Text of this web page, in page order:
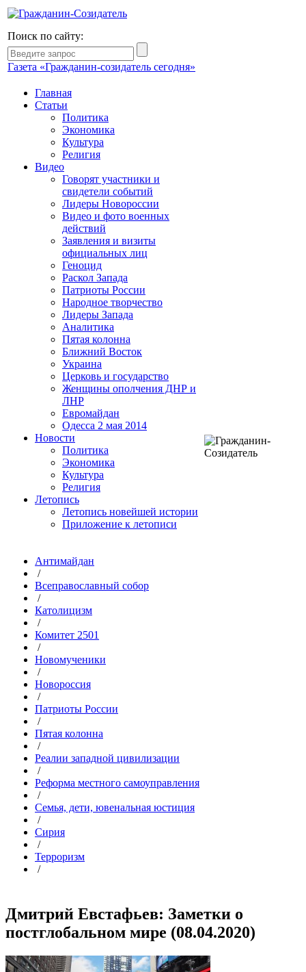
Поиск по сайту:
Газета «Гражданин-созидатель сегодня»
Главная
Статьи
Политика
Экономика
Культура
Религия
Видео
Говорят участники и
свидетели событий
Лидеры Новороссии
Видео и фото военных
действий
Заявления и визиты
официальных лиц
Геноцид
Раскол Запада
Патриоты России
Народное творчество
Лидеры Запада
Аналитика
Пятая колонна
Ближний Восток
Украина
Церковь и государство
Женщины ополчения ДНР и
ЛНР
Евромайдан
Одесса 2 мая 2014
Новости
Политика
Экономика
Культура
Религия
Летопись
Летопись новейшей истории
Приложение к летописи
Антимайдан
/
Всеправославный собор
/
Католицизм
/
Комитет 2501
/
Новомученики
/
Новороссия
/
Патриоты России
/
Пятая колонна
/
Реалии западной цивилизации
/
Реформа местного самоуправления
/
Семья, дети, ювенальная юстиция
/
Сирия
/
Терроризм
/
Дмитрий Евстафьев: Заметки о
постглобальном мире (08.04.2020)